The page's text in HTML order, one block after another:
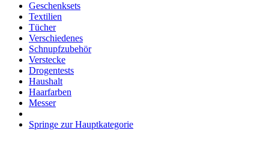
Geschenksets
Textilien
Tücher
Verschiedenes
Schnupfzubehör
Verstecke
Drogentests
Haushalt
Haarfarben
Messer
Springe zur Hauptkategorie